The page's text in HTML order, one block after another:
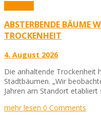
ABSTERBENDE BÄUME
TROCKENHEIT
4. August 2026
Die anhaltende Trockenheit
Stadtbäumen. „Wir
Jahren am Standort
mehr lesen 0 Comments